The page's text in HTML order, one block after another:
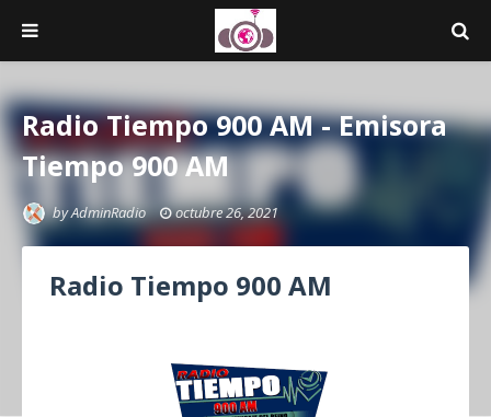
Radio Tiempo 900 AM - Emisora
Tiempo 900 AM
byAdminRadio octubre 26, 2021
Radio Tiempo 900 AM